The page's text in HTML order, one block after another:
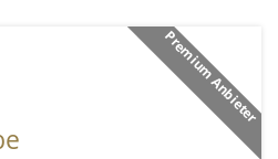
Premium Anbieter